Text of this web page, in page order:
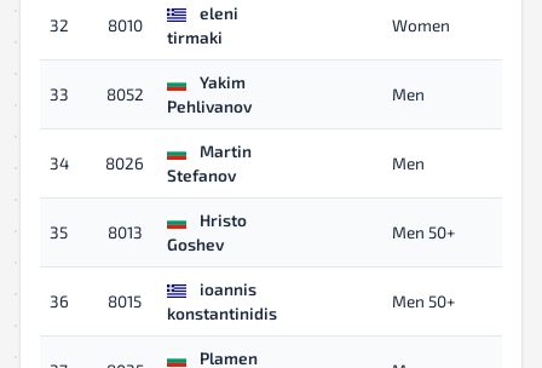
32 8010
eleni
tirmaki
Women
33 8052
Yakim
Pehlivanov
Men
34 8026
Martin
Stefanov
Men
35 8013
Hristo
Goshev
Men 50+
36 8015
ioannis
konstantinidis
Men 50+
Plamen